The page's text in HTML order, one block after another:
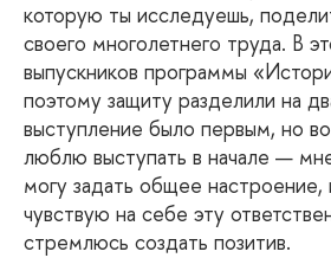
которую ты исследуешь,
своего многолетнего труда. В
выпускников программы
поэтому защиту разделили на
выступление было первым, но
люблю выступать в начале —
могу задать общее настроение,
чувствую на себе эту
стремлюсь создать позитив.